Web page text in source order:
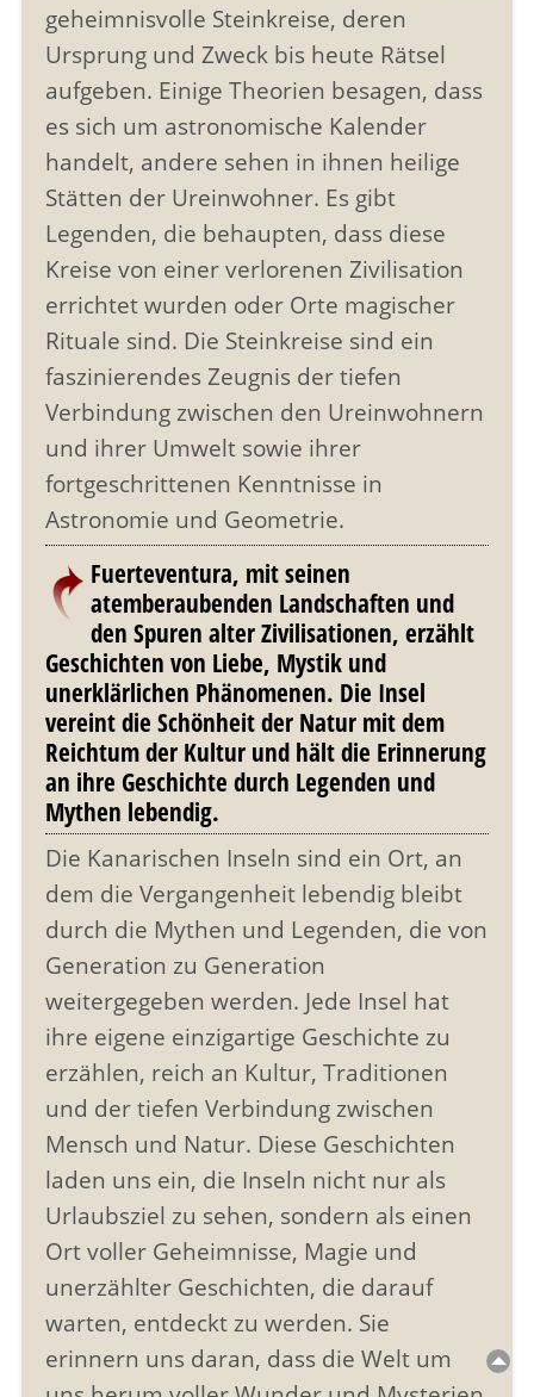
geheimnisvolle Steinkreise, deren
Ursprung und Zweck bis heute Rätsel
aufgeben. Einige Theorien besagen, dass
es sich um astronomische Kalender
handelt, andere sehen in ihnen heilige
Stätten der Ureinwohner. Es gibt
Legenden, die behaupten, dass diese
Kreise von einer verlorenen Zivilisation
errichtet wurden oder Orte magischer
Rituale sind. Die Steinkreise sind ein
faszinierendes Zeugnis der tiefen
Verbindung zwischen den Ureinwohnern
und ihrer Umwelt sowie ihrer
fortgeschrittenen Kenntnisse in
Astronomie und Geometrie.
Fuerteventura, mit seinen
atemberaubenden Landschaften und
den Spuren alter Zivilisationen, erzählt
Geschichten von Liebe, Mystik und
unerklärlichen Phänomenen. Die Insel
vereint die Schönheit der Natur mit dem
Reichtum der Kultur und hält die Erinnerung
an ihre Geschichte durch Legenden und
Mythen lebendig.
Die Kanarischen Inseln sind ein Ort, an
dem die Vergangenheit lebendig bleibt
durch die Mythen und Legenden, die von
Generation zu Generation
weitergegeben werden. Jede Insel hat
ihre eigene einzigartige Geschichte zu
erzählen, reich an Kultur, Traditionen
und der tiefen Verbindung zwischen
Mensch und Natur. Diese Geschichten
laden uns ein, die Inseln nicht nur als
Urlaubsziel zu sehen, sondern als einen
Ort voller Geheimnisse, Magie und
unerzählter Geschichten, die darauf
warten, entdeckt zu werden. Sie
erinnern uns daran, dass die Welt um